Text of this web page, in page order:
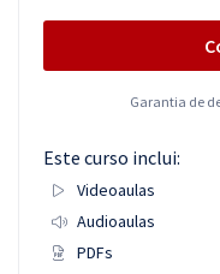
Garantia de
Este curso inclui:
Videoaulas
Audioaulas
PDFs